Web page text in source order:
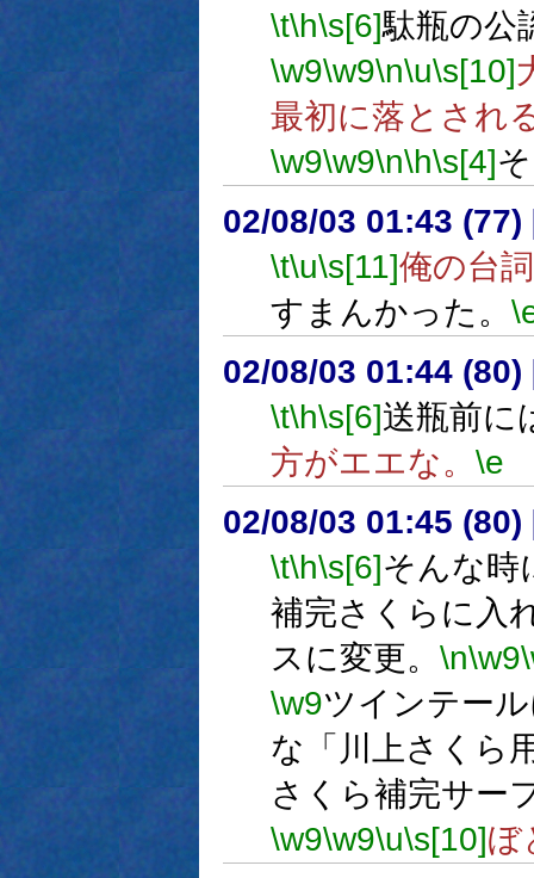
\t\h\s[6]駄瓶の公
\w9\w9\n\u\s[10]
最初に落とされ
\w9\w9\n\h\s[4]
02/08/03 01:43 (77)
\t\u\s[11]俺の台
すまんかった。
02/08/03 01:44 (80)
\t\h\s[6]送瓶前に
方がエエな。 \e
02/08/03 01:45 (80)
\t\h\s[6]そんな時
補完さくらに入
スに変更。 \n\w9
\w9ツインテー
な「川上さくら
さくら補完サー
\w9\w9\u\s[10]ぼ